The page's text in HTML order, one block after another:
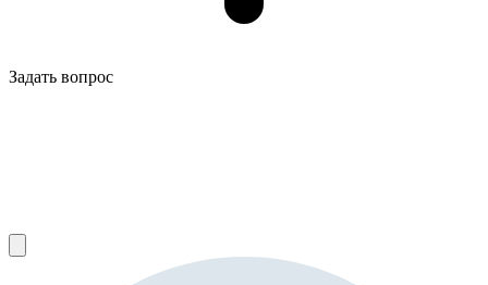
Задать вопрос